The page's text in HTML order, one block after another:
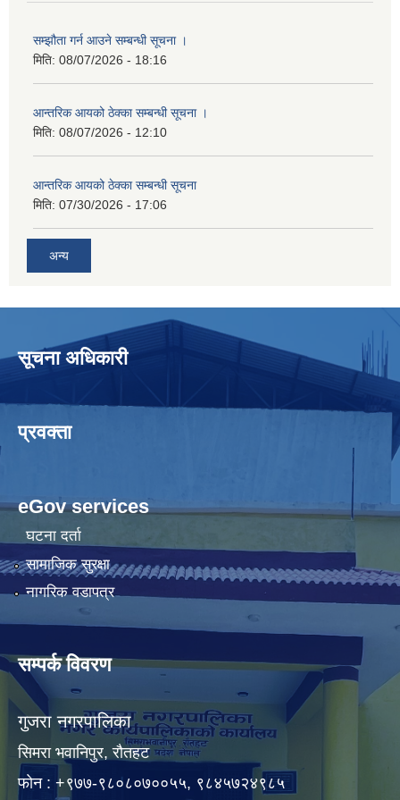
सम्झौता गर्न आउने सम्बन्धी सूचना ।
मिति: 08/07/2026 - 18:16
आन्तरिक आयको ठेक्का सम्बन्धी सूचना ।
मिति: 08/07/2026 - 12:10
आन्तरिक आयको ठेक्का सम्बन्धी सूचना
मिति: 07/30/2026 - 17:06
अन्य
सूचना अधिकारी
प्रवक्ता
eGov services
घटना दर्ता
सामाजिक सुरक्षा
नागरिक वडापत्र
सम्पर्क विवरण
गुजरा नगरपालिका
सिमरा भवानिपुर, राैतहट
फाेन : +९७७-९८०८०७००५५, ९८४५७२४९८५